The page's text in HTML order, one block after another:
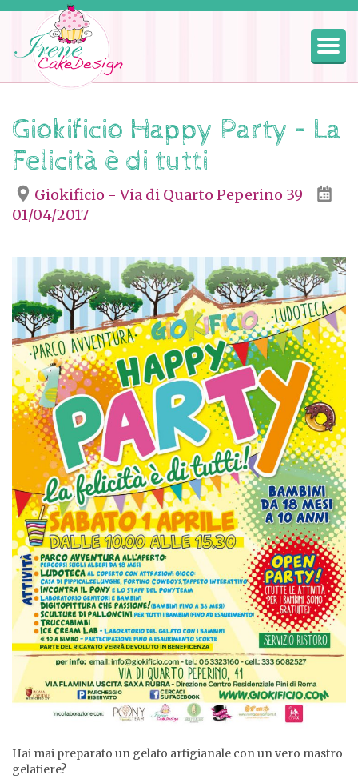
Giokificio Happy Party – La
Felicità è di tutti
Giokificio - Via di Quarto Peperino 39
01/04/2017
Hai mai preparato un gelato artigianale con un vero mastro
gelatiere?